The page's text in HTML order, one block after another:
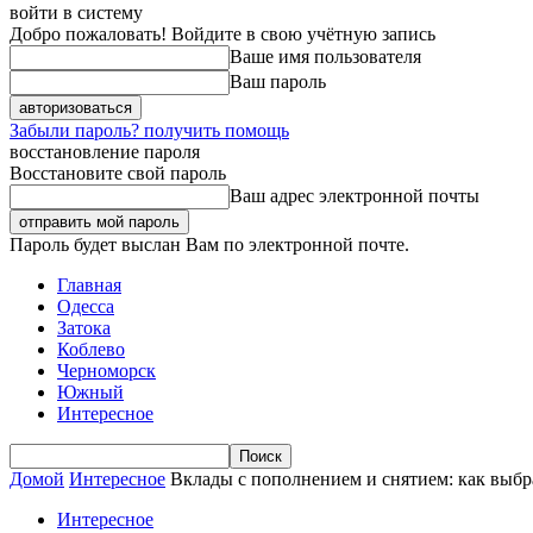
войти в систему
Добро пожаловать! Войдите в свою учётную запись
Ваше имя пользователя
Ваш пароль
Забыли пароль? получить помощь
восстановление пароля
Восстановите свой пароль
Ваш адрес электронной почты
Пароль будет выслан Вам по электронной почте.
Главная
Одесса
Затока
Коблево
Черноморск
Южный
Интересное
Домой Интересное Вклады с пополнением и снятием: как
Интересное